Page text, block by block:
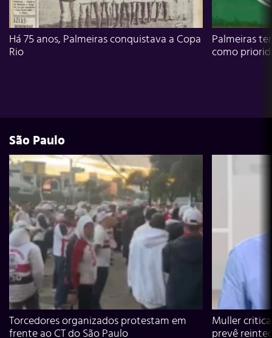
Há 75 anos, Palmeiras conquistava a Copa
Rio
Palmeiras
como
São Paulo
Torcedores organizados protestam em
frente ao CT do São Paulo
Muller
prevê